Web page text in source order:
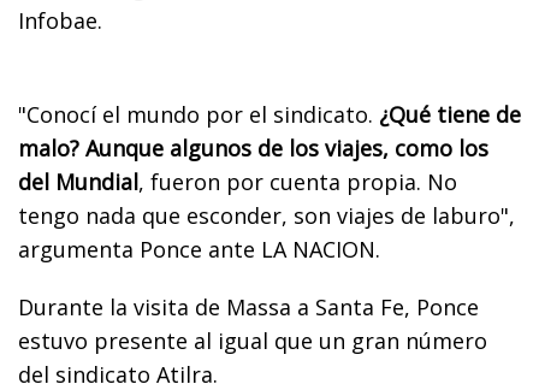
Infobae.
"Conocí el mundo por el sindicato. ¿Qué tiene de
malo? Aunque algunos de los viajes, como los
del Mundial, fueron por cuenta propia. No
tengo nada que esconder, son viajes de laburo",
argumenta Ponce ante LA NACION.
Durante la visita de Massa a Santa Fe, Ponce
estuvo presente al igual que un gran número
del sindicato Atilra.